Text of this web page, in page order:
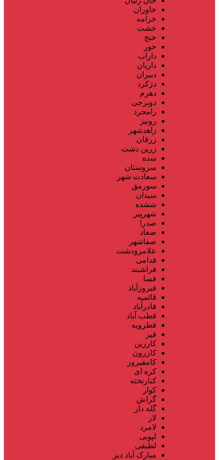
خاوران
خرامه
خشت
خنج
خور
داراب
داریان
دبیران
دژکرد
دهرم
دوبرجی
رامجرد
رونیز
زاهدشهر
زرقان
زرین دشت
سده
سروستان
سعادت شهر
سورمق
سیدان
ششده
شهرپیر
صدرا
صغاد
صفاشهر
علامرودشت
فدامی
فراشبند
فسا
فیروزآباد
قائمیه
قادرآباد
قطب آباد
قطرویه
قیر
کارزین
کازرون
کامفیروز
کره ای
کنارتخته
کوار
گراش
گله دار
لار
لامرد
لپویی
لطیفی
مبارک آباد دیز